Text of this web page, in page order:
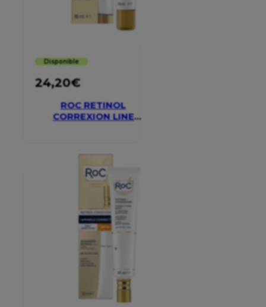
Disponible
24,20€
ROC RETINOL
CORREXION LINE